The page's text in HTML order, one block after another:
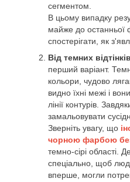
сегментом.
В цьому випадку
майже до
спостерігати, як
Від темних
перший варіант.
кольори, чудово
видно їхні межі і
лінії контурів.
замальовувати
Зверніть увагу, що
чорною фарбою
темно-сірі області.
спеціально, щоб
вперше, могли